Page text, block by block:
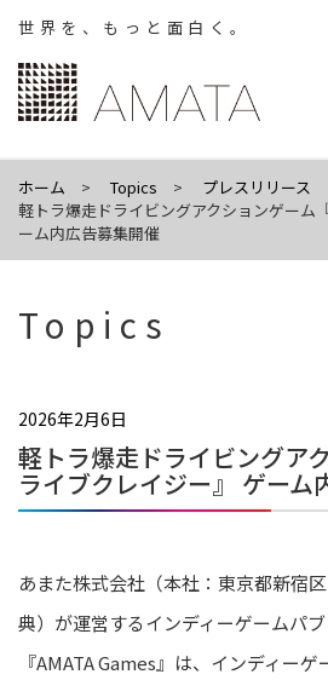
世界を、もっと面白く。
ホーム Topics
プレスリリース
軽トラ爆走ドライビングアクションゲーム
ーム内広告募集開催
Topics
2026年2月6日
軽トラ爆走ドライビングア
ライブクレイジー』 ゲーム
あまた株式会社（本社：東京都新宿
典）が運営するインディーゲームパ
『AMATA Games』は、インディー